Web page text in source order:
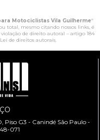
Motociclistas Vila Guilherme"
total, mesmo citando nossos links, é
de direito autoral – artigo 184
de direitos autorais.
Piso G3 - Canindé São Paulo -
071